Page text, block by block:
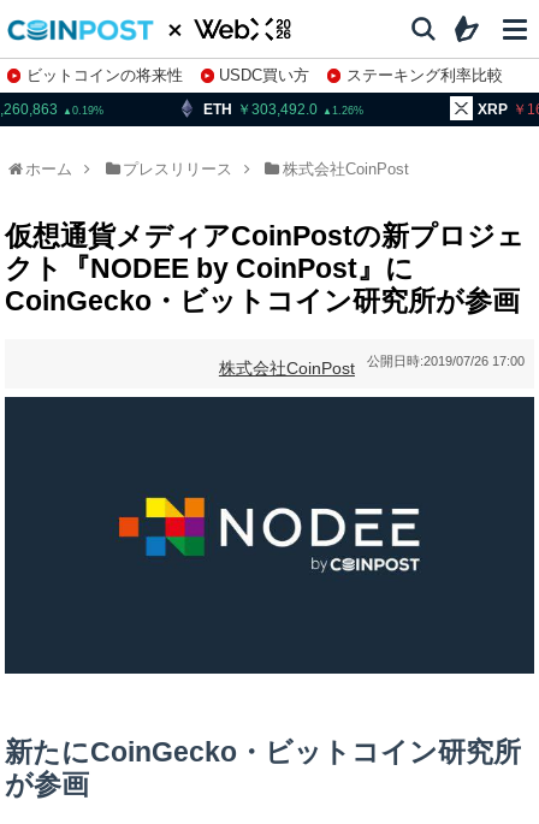
ビットコインの将来性 USDC買い方
ステーキング利率比較
株特集・関連銘柄
0.19 ETH 303,492.0 1.26 XRP
ホーム プレスリリース 株式会社CoinPost
仮想通貨メディアCoinPostの新プロジェ
クト『NODEE by CoinPost』に
CoinGecko・ビットコイン研究所が参画
公開日時:2019/07/26 17:00
株式会社CoinPost
新たにCoinGecko・ビットコイン研究所
が参画